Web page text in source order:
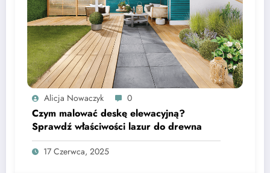
Alicja Nowaczyk 0
Czym malować deskę elewacyjną?
Sprawdź właściwości lazur do drewna
17 Czerwca, 2025